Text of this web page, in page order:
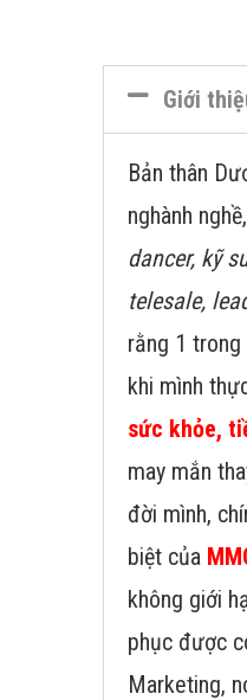
Giới
Bản thân
nghành
dancer, kỹ
telesale,
rằng 1 trong
khi mình
sức khỏe,
may mắn
đời mình,
biệt của
không giới
phục được
Marketing,